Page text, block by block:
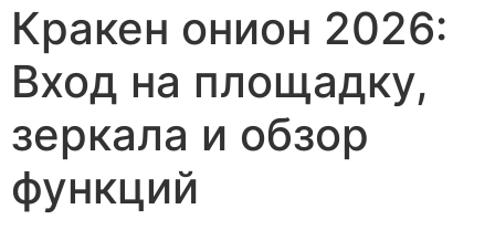
Кракен онион 2026:
Вход на площадку,
зеркала и обзор
функций